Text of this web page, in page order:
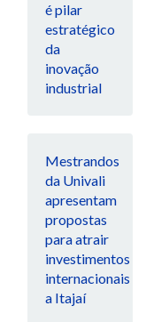
é pilar
estratégico
da
inovação
industrial
Mestrandos
da Univali
apresentam
propostas
para atrair
investimentos
internacionais
a Itajaí